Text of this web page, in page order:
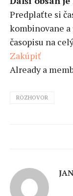
Predplaťte si
kombinovane
časopisu na
Zakúpiť
Already a
ROZHOVOR